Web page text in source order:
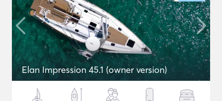
Elan Impression 45.1 (owner version)